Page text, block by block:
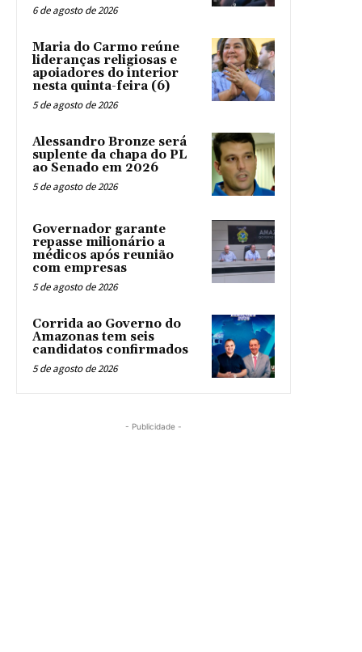
6 de agosto de 2026
Maria do Carmo reúne
lideranças religiosas e
apoiadores do interior
nesta quinta-feira (6)
5 de agosto de 2026
Alessandro Bronze será
suplente da chapa do PL
ao Senado em 2026
5 de agosto de 2026
Governador garante
repasse milionário a
médicos após reunião
com empresas
5 de agosto de 2026
Corrida ao Governo do
Amazonas tem seis
candidatos confirmados
5 de agosto de 2026
- Publicidade -